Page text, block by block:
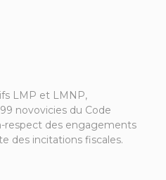
LMP et LMNP,
novovicies du Code
respect des engagements
des incitations fiscales.